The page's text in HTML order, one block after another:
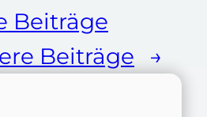
Beiträge
Beiträge
→